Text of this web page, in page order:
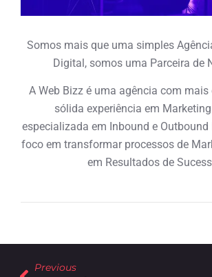
Somos mais que uma simples
Digital, somos uma Parceira de
A Web Bizz é uma agência com mais
sólida experiência em
especializada em Inbound e
foco em transformar processos de
em Resultados de
Previous